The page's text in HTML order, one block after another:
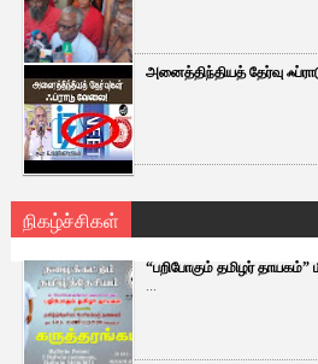
அனைத்திந்தியத் தேர்வு
நிகழ்ச்சிகள்
“பறிபோகும் தமிழர் தாயகம்”
...